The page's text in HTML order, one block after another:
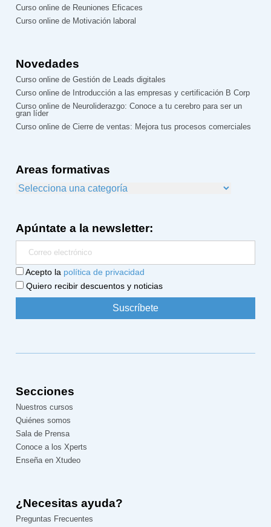
Curso online de Reuniones Eficaces
Curso online de Motivación laboral
Novedades
Curso online de Gestión de Leads digitales
Curso online de Introducción a las empresas y certificación B Corp
Curso online de Neuroliderazgo: Conoce a tu cerebro para ser un
gran líder
Curso online de Cierre de ventas: Mejora tus procesos comerciales
Areas formativas
Apúntate a la newsletter:
Acepto la política de privacidad
Quiero recibir descuentos y noticias
Secciones
Nuestros cursos
Quiénes somos
Sala de Prensa
Conoce a los Xperts
Enseña en Xtudeo
¿Necesitas ayuda?
Preguntas Frecuentes